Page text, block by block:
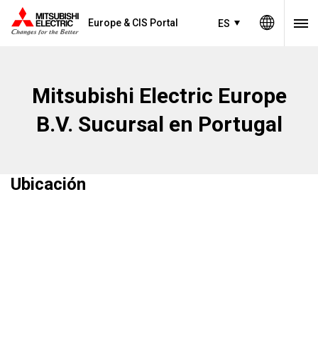
Europe & CIS Portal ES
Mitsubishi Electric Europe
B.V. Sucursal en Portugal
Ubicación